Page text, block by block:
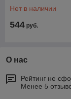
Нет в наличии
544 руб.
О нас
Рейтинг не
Менее 5